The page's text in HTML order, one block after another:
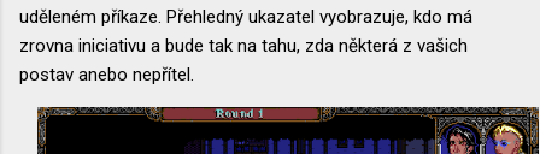
uděleném příkaze. Přehledný ukazatel vyobrazuje, kdo má
zrovna iniciativu a bude tak na tahu, zda některá z vašich
postav anebo nepřítel.